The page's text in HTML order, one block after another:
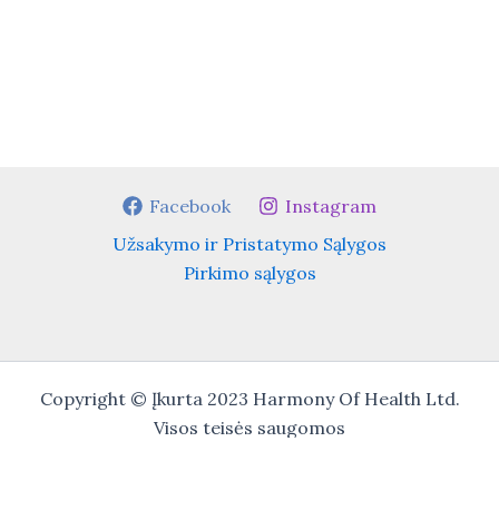
Facebook
Instagram
Užsakymo ir Pristatymo Sąlygos
Pirkimo sąlygos
Copyright © Įkurta 2023 Harmony Of Health Ltd.
Visos teisės saugomos